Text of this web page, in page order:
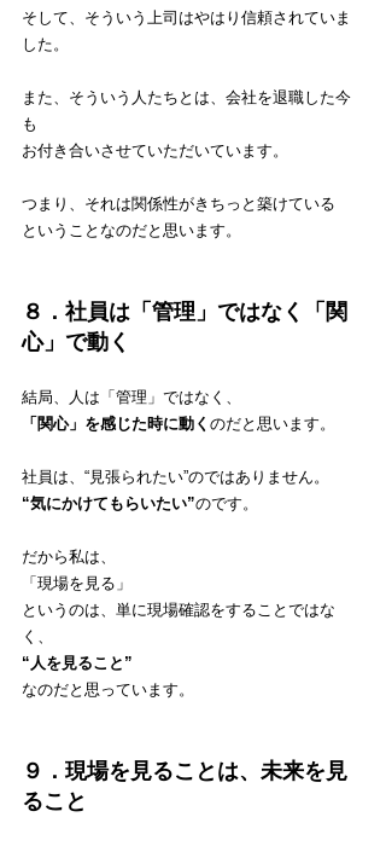
そして、そういう上司はやはり信頼されていま
した。
また、そういう人たちとは、会社を退職した今
も
お付き合いさせていただいています。
つまり、それは関係性がきちっと築けている
ということなのだと思います。
８．社員は「管理」ではなく「関
心」で動く
結局、人は「管理」ではなく、
「関心」を感じた時に動く のだと思います。
社員は、“見張られたい”のではありません。
“気にかけてもらいたい”のです。
だから私は、
「現場を見る」
というのは、単に現場確認をすることではな
く、
“人を見ること”
なのだと思っています。
９．現場を見ることは、未来を見
ること